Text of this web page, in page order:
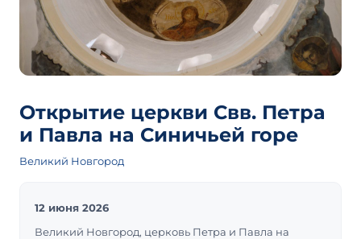
Открытие церкви Свв. Петра
и Павла на Синичьей горе
Великий Новгород
12 июня 2026
Великий Новгород, церковь Петра и Павла на